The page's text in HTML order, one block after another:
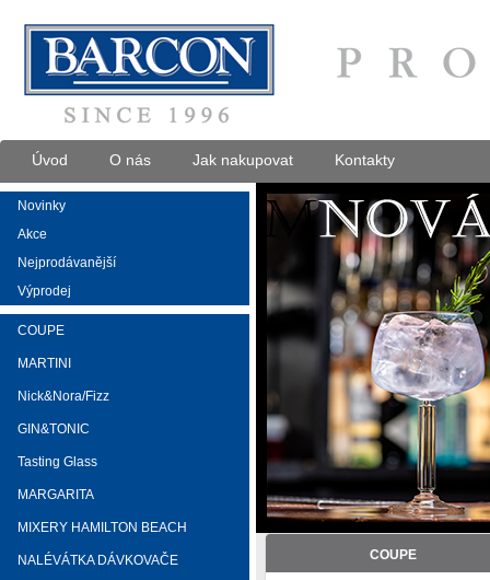
Úvod O nás Jak nakupovat Kontakty
Novinky
Akce
Nejprodávanější
Výprodej
COUPE
MARTINI
Nick&Nora/Fizz
GIN&TONIC
Tasting Glass
MARGARITA
MIXERY HAMILTON BEACH
NALÉVÁTKA DÁVKOVAČE
COUPE